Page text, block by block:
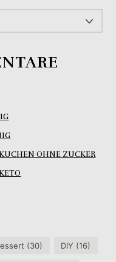
OHNE ZUCKER
(30) DIY (16)